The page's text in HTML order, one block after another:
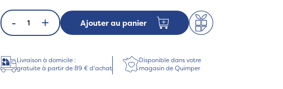
- + Ajouter au panier
Livraison à domicile :
gratuite à partir de 89 € d'achat
Disponible dans votre
magasin de Quimper